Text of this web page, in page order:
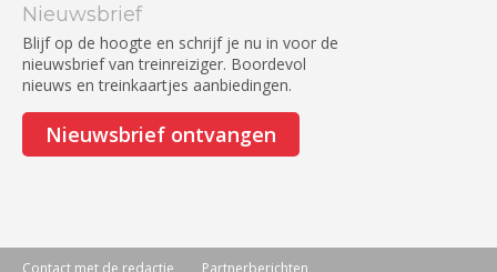
Nieuwsbrief
Blijf op de hoogte en schrijf je nu in voor de
nieuwsbrief van treinreiziger. Boordevol
nieuws en treinkaartjes aanbiedingen.
Nieuwsbrief ontvangen
Contact met de redactie Partnerberichten